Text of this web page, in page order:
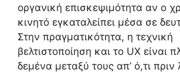
οργανική επισκεψιμότητα αν ο
κινητό εγκαταλείπει μέσα σε
Στην πραγματικότητα, η τεχνική
βελτιστοποίηση και το UX είναι
δεμένα μεταξύ τους απ’ ό,τι πριν